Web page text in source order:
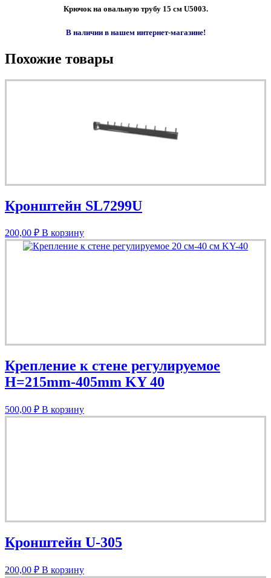
Крючок на овальную трубу 15 см U5003.
В наличии в нашем интернет-магазине!
Похожие товары
Кронштейн SL7299U
200,00 ₽ В корзину
Крепление к стене регулируемое
H=215mm-405mm KY 40
500,00 ₽ В корзину
Кронштейн U-305
200,00 ₽ В корзину